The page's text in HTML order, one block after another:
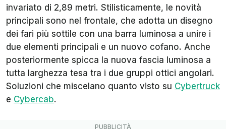
invariato di 2,89 metri. Stilisticamente, le novità
principali sono nel frontale, che adotta un disegno
dei fari più sottile con una barra luminosa a unire i
due elementi principali e un nuovo cofano. Anche
posteriormente spicca la nuova fascia luminosa a
tutta larghezza tesa tra i due gruppi ottici angolari.
Soluzioni che miscelano quanto visto su Cybertruck
e Cybercab.